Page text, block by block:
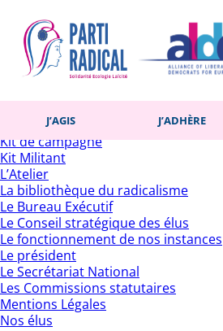
J’AGIS J’ADHÈRE
Pages
Accueil
Actualités
Contact
J’adhère
Kit de campagne
Kit Militant
L’Atelier
La bibliothèque du radicalisme
Le Bureau Exécutif
Le Conseil stratégique des élus
Le fonctionnement de nos instances
Le président
Le Secrétariat National
Les Commissions statutaires
Mentions Légales
Nos élus